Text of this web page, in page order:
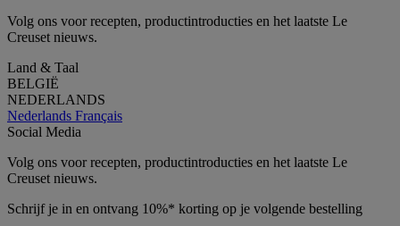
Volg ons voor recepten, productintroducties en het laatste Le
Creuset nieuws.
Land & Taal
BELGIË
NEDERLANDS
Nederlands Français
Social Media
Volg ons voor recepten, productintroducties en het laatste Le
Creuset nieuws.
Schrijf je in en ontvang 10%* korting op je volgende bestelling